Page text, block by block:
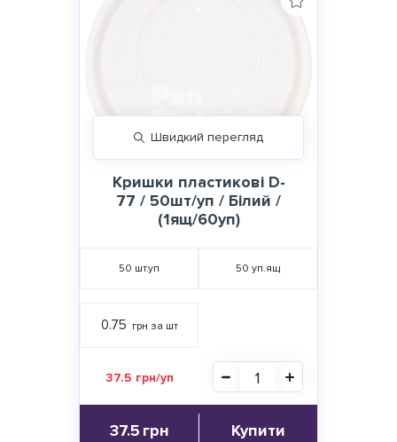
Швидкий перегляд
Кришки пластикові D-
77 / 50шт/уп / Білий /
(1ящ/60уп)
50 шт.уп 50 уп.ящ
0.75 грн за шт
37.5 грн/уп
37.5 грн Купити